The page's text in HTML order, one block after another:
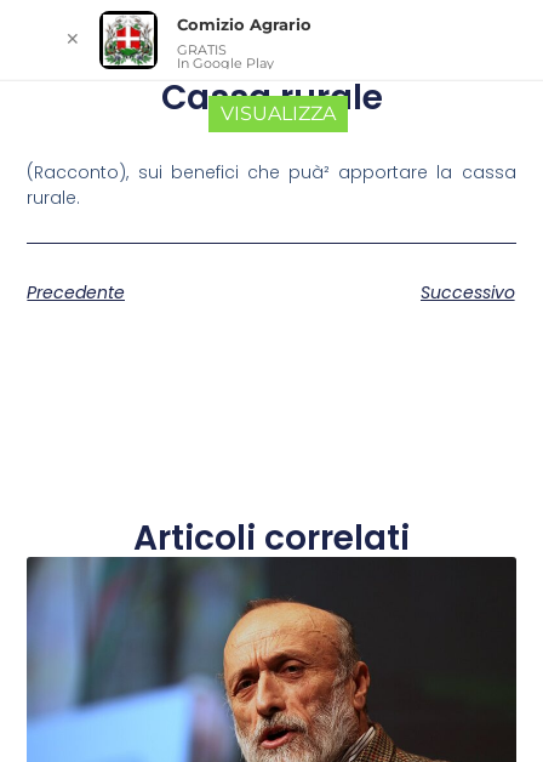
Cassa rurale
(Racconto), sui benefici che puà² apportare la cassa
rurale.
Precedente Successivo
Articoli correlati
✕
Comizio Agrario
GRATIS
In Google Play
VISUALIZZA